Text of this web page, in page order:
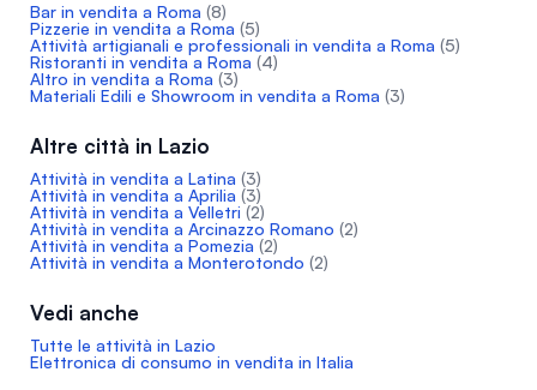
Bar in vendita a Roma (8)
Pizzerie in vendita a Roma (5)
Attività artigianali e professionali in vendita a Roma (5)
Ristoranti in vendita a Roma (4)
Altro in vendita a Roma (3)
Materiali Edili e Showroom in vendita a Roma (3)
Altre città in Lazio
Attività in vendita a Latina (3)
Attività in vendita a Aprilia (3)
Attività in vendita a Velletri (2)
Attività in vendita a Arcinazzo Romano (2)
Attività in vendita a Pomezia (2)
Attività in vendita a Monterotondo (2)
Vedi anche
Tutte le attività in Lazio
Elettronica di consumo in vendita in Italia